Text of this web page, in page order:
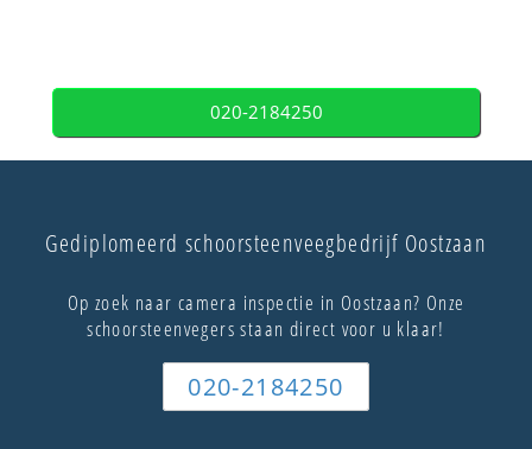
020-2184250
Gediplomeerd schoorsteenveegbedrijf Oostzaan
Op zoek naar camera inspectie in Oostzaan? Onze
schoorsteenvegers staan direct voor u klaar!
020-2184250